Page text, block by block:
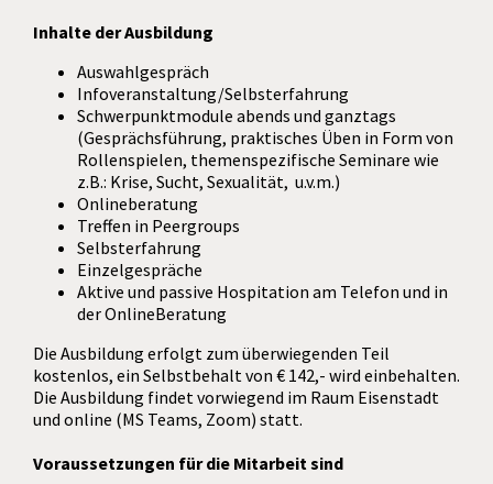
Inhalte der Ausbildung
Auswahlgespräch
Infoveranstaltung/Selbsterfahrung
Schwerpunktmodule abends und ganztags
(Gesprächsführung, praktisches Üben in Form von
Rollenspielen, themenspezifische Seminare wie
z.B.: Krise, Sucht, Sexualität, u.v.m.)
Onlineberatung
Treffen in Peergroups
Selbsterfahrung
Einzelgespräche
Aktive und passive Hospitation am Telefon und in
der OnlineBeratung
Die Ausbildung erfolgt zum überwiegenden Teil
kostenlos, ein Selbstbehalt von € 142,- wird einbehalten.
Die Ausbildung findet vorwiegend im Raum Eisenstadt
und online (MS Teams, Zoom) statt.
Voraussetzungen für die Mitarbeit sind